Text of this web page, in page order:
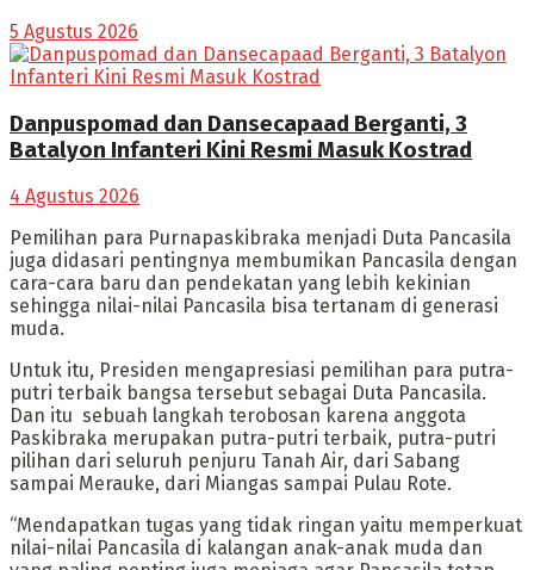
5 Agustus 2026
Danpuspomad dan Dansecapaad Berganti, 3
Batalyon Infanteri Kini Resmi Masuk Kostrad
4 Agustus 2026
Pemilihan para Purnapaskibraka menjadi Duta Pancasila
juga didasari pentingnya membumikan Pancasila dengan
cara-cara baru dan pendekatan yang lebih kekinian
sehingga nilai-nilai Pancasila bisa tertanam di generasi
muda.
Untuk itu, Presiden mengapresiasi pemilihan para putra-
putri terbaik bangsa tersebut sebagai Duta Pancasila.
Dan itu sebuah langkah terobosan karena anggota
Paskibraka merupakan putra-putri terbaik, putra-putri
pilihan dari seluruh penjuru Tanah Air, dari Sabang
sampai Merauke, dari Miangas sampai Pulau Rote.
“Mendapatkan tugas yang tidak ringan yaitu memperkuat
nilai-nilai Pancasila di kalangan anak-anak muda dan